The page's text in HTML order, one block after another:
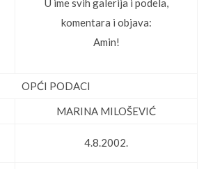
U ime svih galerija i podela,
komentara i objava:
Amin!
OPĆI PODACI
MARINA MILOŠEVIĆ
4.8.2002.